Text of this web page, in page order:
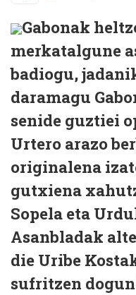
Gabonak
merkatalgune
badiogu,
daramagu
senide guztiei
Urtero arazo
originalena
gutxiena
Sopela eta
Asanbladak
die Uribe
sufritzen